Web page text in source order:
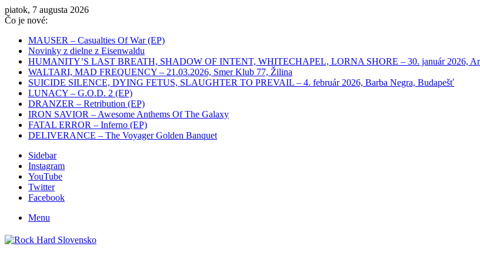
piatok, 7 augusta 2026
Čo je nové:
MAUSER – Casualties Of War (EP)
Novinky z dielne z Eisenwaldu
HUMANITY’S LAST BREATH, SHADOW OF INTENT, WHITECHAPEL, LORNA SHORE – 30. január 2026,
WALTARI, MAD FREQUENCY – 21.03.2026, Smer Klub 77, Žilina
SUICIDE SILENCE, DYING FETUS, SLAUGHTER TO PREVAIL – 4. február 2026, Barba Negra, Budapešť
LUNACY – G.O.D. 2 (EP)
DRANZER – Retribution (EP)
IRON SAVIOR – Awesome Anthems Of The Galaxy
FATAL ERROR – Inferno (EP)
DELIVERANCE – The Voyager Golden Banquet
Sidebar
Instagram
YouTube
Twitter
Facebook
Menu